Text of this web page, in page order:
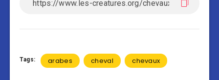
Tags: arabes cheval chevaux